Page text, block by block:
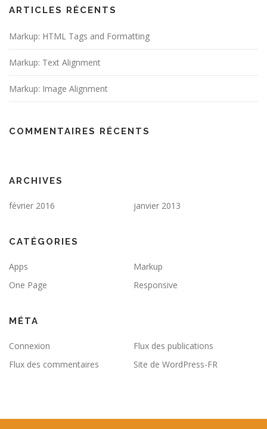
ARTICLES RÉCENTS
Markup: HTML Tags and Formatting
Markup: Text Alignment
Markup: Image Alignment
COMMENTAIRES RÉCENTS
ARCHIVES
février 2016 janvier 2013
CATÉGORIES
Apps
Markup
One Page
Responsive
MÉTA
Connexion
Flux des publications
Flux des commentaires
Site de WordPress-FR